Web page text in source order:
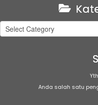
Kategori
Artikel
Anda salah satu